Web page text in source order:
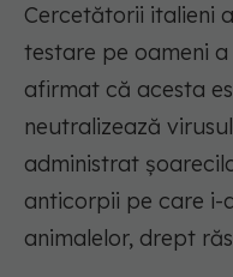
Cercetătorii italieni
testare pe oameni
afirmat că acesta
neutralizează
administrat
anticorpii pe care i-
animalelor, drept